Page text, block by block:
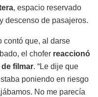
, espacio reservado
descenso de pasajeros.
contó que, al darse
el chofer reaccionó
filmar. “Le dije que
poniendo en riesgo
No me parecía